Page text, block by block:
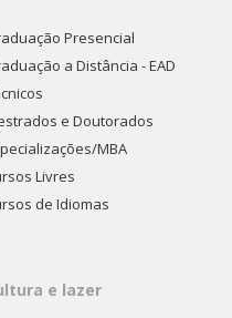
Presencial
a Distância - EAD
e Doutorados
MBA
Livres
de Idiomas
e lazer